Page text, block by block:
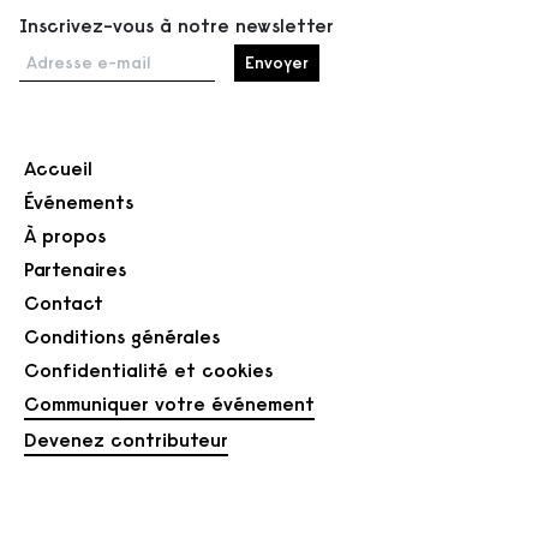
Inscrivez-vous à notre newsletter
Adresse e-mail
Accueil
Événements
À propos
Partenaires
Contact
Conditions générales
Confidentialité et cookies
Communiquer votre événement
Devenez contributeur